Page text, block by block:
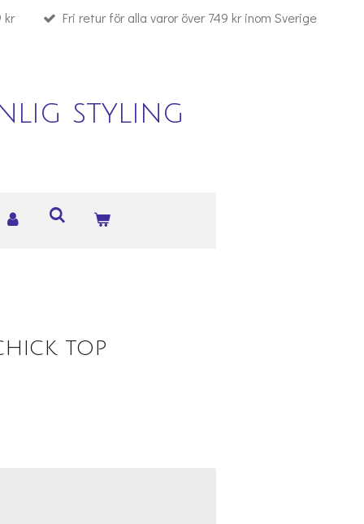
kr Fri retur för alla varor över 749 kr inom Sverige
styling
top